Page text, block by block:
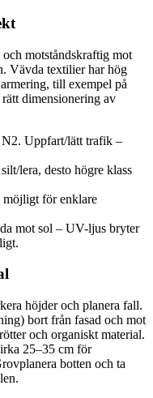
motståndskraftig mot
Vävda textilier har hög
till exempel på
dimensionering av
N2. Uppfart/lätt trafik –
lera, desto högre klass
möjligt för enklare
mot sol – UV-ljus bryter
höjder och planera fall.
bort från fasad och mot
och organiskt material.
25–35 cm för
botten och ta